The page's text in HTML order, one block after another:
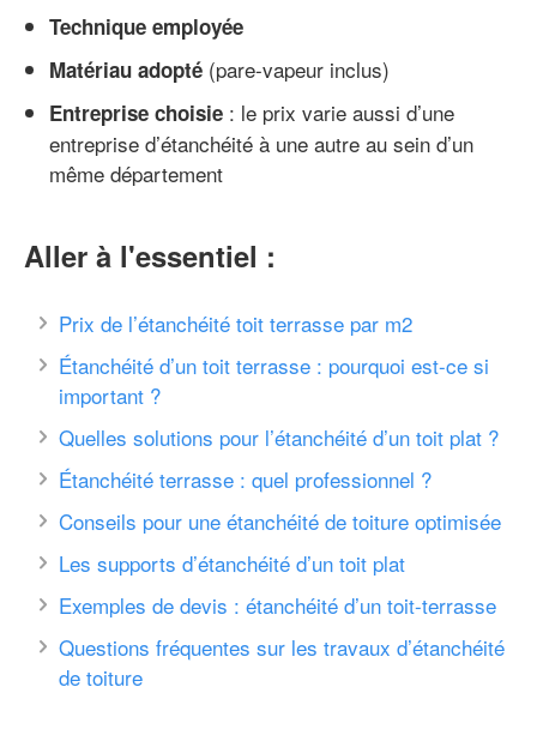
Technique employée
Matériau adopté (pare-vapeur inclus)
Entreprise choisie : le prix varie aussi d’une
entreprise d’étanchéité à une autre au sein d’un
même département
Aller à l'essentiel :
Prix de l’étanchéité toit terrasse par m2
Étanchéité d’un toit terrasse : pourquoi est-ce si
important ?
Quelles solutions pour l’étanchéité d’un toit plat ?
Étanchéité terrasse : quel professionnel ?
Conseils pour une étanchéité de toiture optimisée
Les supports d’étanchéité d’un toit plat
Exemples de devis : étanchéité d’un toit-terrasse
Questions fréquentes sur les travaux d’étanchéité
de toiture